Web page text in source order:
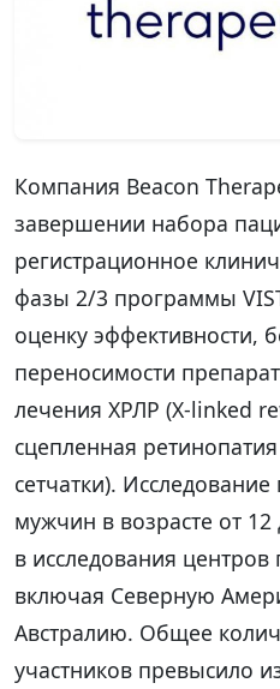
Компания Beacon
завершении набора
регистрационное
фазы 2/3 программы
оценку эффективности,
переносимости
лечения ХРЛР (X-linked
сцепленная
сетчатки).
мужчин в возрасте от
в исследования
включая Северную
Австралию. Общее
участников превысило